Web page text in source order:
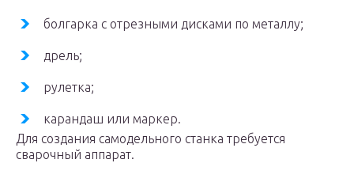
болгарка с отрезными дисками по металлу;
дрель;
рулетка;
карандаш или маркер.
Для создания самодельного станка требуется
сварочный аппарат.